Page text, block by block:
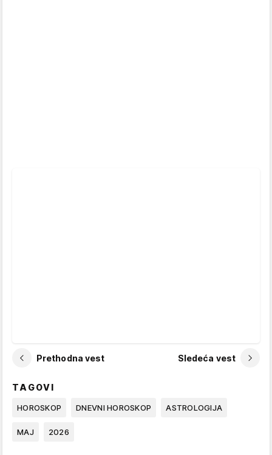
Prethodna vest Sledeća vest
TAGOVI
HOROSKOP DNEVNI HOROSKOP ASTROLOGIJA
MAJ 2026